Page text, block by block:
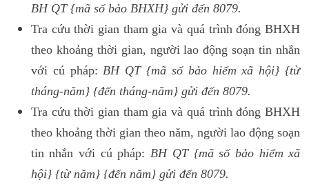
BH QT {mã số bảo BHXH} gửi đến 8079.
Tra cứu thời gian tham gia và quá trình đóng BHXH
theo khoảng thời gian, người lao động soạn tin nhắn
với cú pháp: BH QT {mã số bảo hiểm xã hội} {từ
tháng-năm} {đến tháng-năm} gửi đến 8079.
Tra cứu thời gian tham gia và quá trình đóng BHXH
theo khoảng thời gian theo năm, người lao động soạn
tin nhắn với cú pháp: BH QT {mã số bảo hiểm xã
hội} {từ năm} {đến năm} gửi đến 8079.